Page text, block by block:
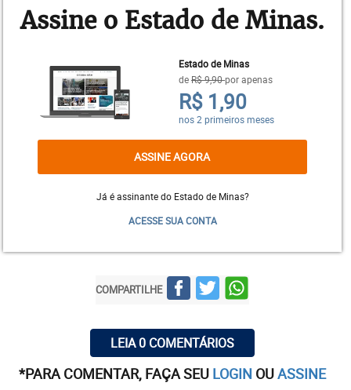
Só com a Emenda 20, no final de 1998, e a Lei
previdência dos servidores públicos do Brasil,
própria Constituição a obrigação do equilíbrio
financeiro e atuarial dos regimes próprios. E a
saída básica para isso é implantar a sua
Assine o Estado de Minas.
Estado de Minas
deR$ 9,90por apenas
R$ 1,90
nos 2 primeiros meses
ASSINE AGORA
Já é assinante do Estado de Minas?
ACESSE SUA CONTA
COMPARTILHE
LEIA 0 COMENTÁRIOS
*PARA COMENTAR, FAÇA SEU LOGIN OUASSINE